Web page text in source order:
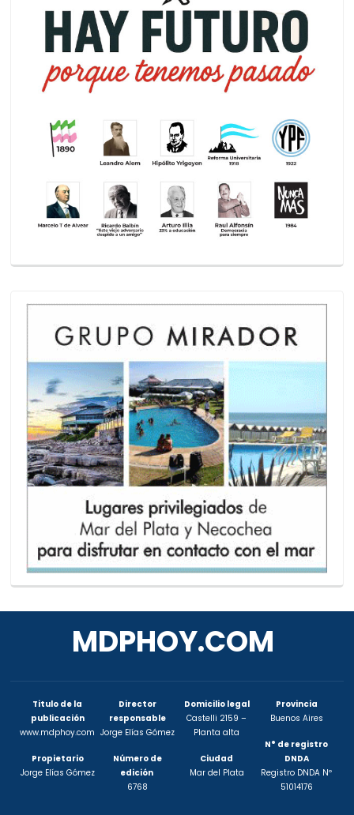
MDPHOY.COM
Titulo de la
publicación
www.mdphoy.com
Propietario
Jorge Elías Gómez
Director
responsable
Jorge Elías Gómez
Número de
edición
6768
Domicilio legal
Castelli 2159 –
Planta alta
Ciudad
Mar del Plata
Provincia
Buenos Aires
N° de registro
DNDA
Registro DNDA Nº
51014176